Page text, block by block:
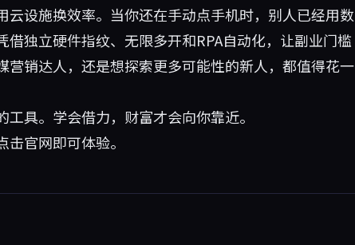
云设施换效率。当你还在手动点手机时，别人已经用数
独立硬件指纹、无限多开和RPA自动化，让副业门槛
营销达人，还是想探索更多可能性的新人，都值得花一
具。学会借力，财富才会向你靠近。
官网即可体验。